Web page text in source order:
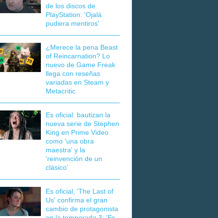
de los discos de
PlayStation: 'Ojalá
pudiera mentiros'
¿Merece la pena Beast
of Reincarnation? Lo
nuevo de Game Freak
llega con reseñas
variadas en Steam y
Metacritic
Es oficial: bautizan la
nueva serie de Stephen
King en Prime Video
como 'una obra
maestra' y la
'reinvención de un
clásico'
Es oficial, 'The Last of
Us' confirma el gran
cambio de protagonista